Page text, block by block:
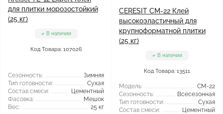
для плитки морозостойкий
(25 кг)
В наличии
Код Товара: 107026
Сезонность:
Зимняя
Тип готовности:
Сухая
Состав смеси:
Цементный
Фасовка:
Мешок
Вес:
25 кг
CERESIT CM-22 Клей
высокоэластичный для
крупноформатной плитки
(25 кг)
В наличии
Код Товара: 13511
Модель:
CM-22
Сезонность:
Всесезонная
Тип готовности:
Сухая
Состав смеси:
Цементный